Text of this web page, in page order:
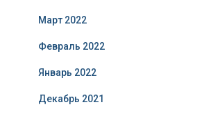
Март 2022
Февраль 2022
Январь 2022
Декабрь 2021